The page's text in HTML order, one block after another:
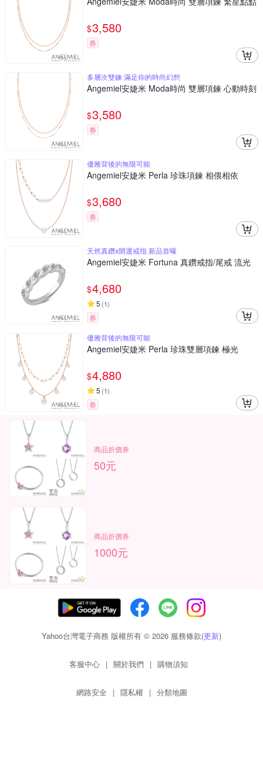
$3,580
券
多層次雙鍊 滿足你的時尚幻想
Angemiel安婕米 Moda時尚 雙層項鍊 心動時刻
$3,580
券
優雅背後的無限可能
Angemiel安婕米 Perla 珍珠項鍊 相偎相依
$3,680
券
天然真鑽x開運戒指 新品首曝
Angemiel安婕米 Fortuna 真鑽戒指/尾戒 流光
$4,680
5 (1)
券
優雅背後的無限可能
Angemiel安婕米 Perla 珍珠雙層項鍊 極光
$4,880
5 (1)
券
商品折價券
50元
商品折價券
1000元
Yahoo台灣電子商務 版權所有 © 2026 服務條款(更新)
客服中心 | 關於我們 | 購物須知
網路安全 | 隱私權 | 分類地圖